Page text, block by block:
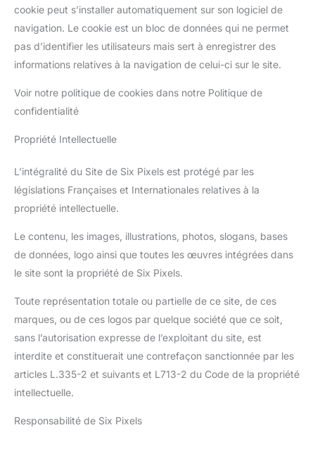
cookie peut s’installer automatiquement sur son logiciel de
navigation. Le cookie est un bloc de données qui ne permet
pas d’identifier les utilisateurs mais sert à enregistrer des
informations relatives à la navigation de celui-ci sur le site.
Voir notre politique de cookies dans notre Politique de
confidentialité
Propriété Intellectuelle
L’intégralité du Site de Six Pixels est protégé par les
législations Françaises et Internationales relatives à la
propriété intellectuelle.
Le contenu, les images, illustrations, photos, slogans, bases
de données, logo ainsi que toutes les œuvres intégrées dans
le site sont la propriété de Six Pixels.
Toute représentation totale ou partielle de ce site, de ces
marques, ou de ces logos par quelque société que ce soit,
sans l’autorisation expresse de l’exploitant du site, est
interdite et constituerait une contrefaçon sanctionnée par les
articles L.335-2 et suivants et L713-2 du Code de la propriété
intellectuelle.
Responsabilité de Six Pixels